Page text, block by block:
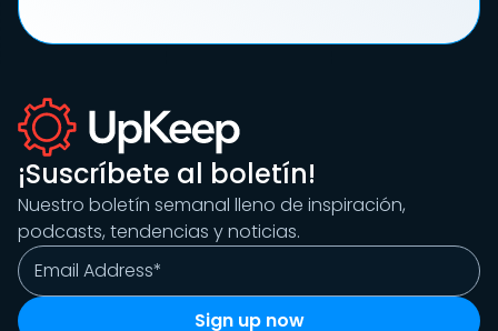
¡Suscríbete al boletín!
Nuestro boletín semanal lleno de inspiración,
podcasts, tendencias y noticias.